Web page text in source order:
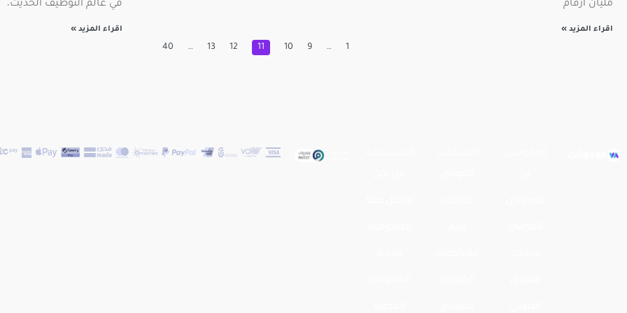
مليان أرقام
اقراء المزيد »
في عالم التوظيف الحديث،
اقراء المزيد »
1
…
9
10
11
12
13
…
40